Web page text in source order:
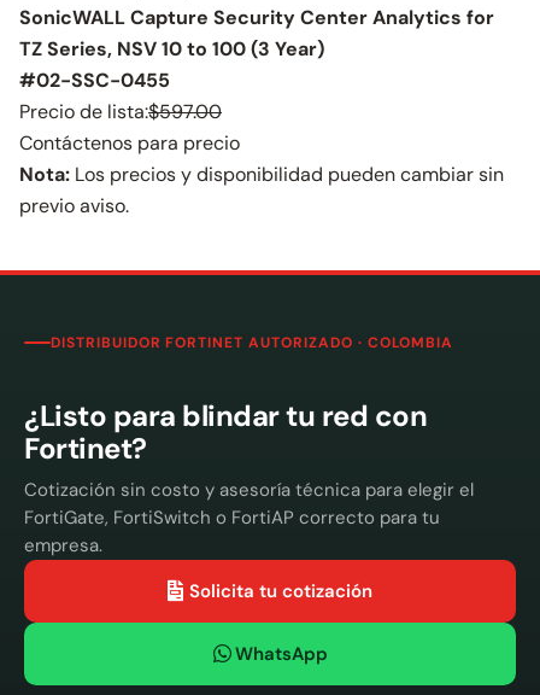
SonicWALL Capture Security Center Analytics for
TZ Series, NSV 10 to 100 (3 Year)
#02-SSC-0455
Precio de lista:$597.00
Contáctenos para precio
Nota: Los precios y disponibilidad pueden cambiar sin
previo aviso.
DISTRIBUIDOR FORTINET AUTORIZADO · COLOMBIA
¿Listo para blindar tu red con
Fortinet?
Cotización sin costo y asesoría técnica para elegir el
FortiGate, FortiSwitch o FortiAP correcto para tu
empresa.
Solicita tu cotización
WhatsApp